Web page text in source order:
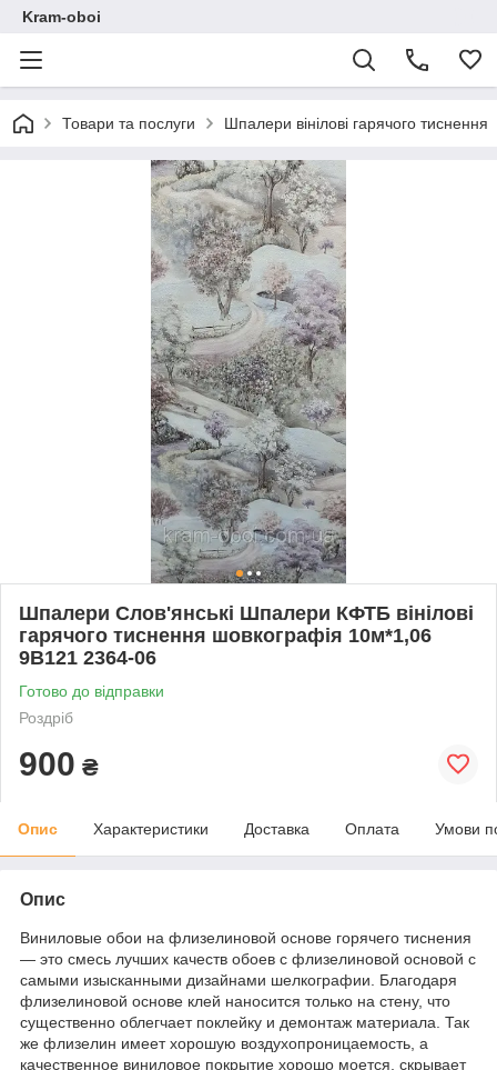
Kram-oboi
Товари та послуги Шпалери вінілові гарячого тиснення
Шпалери Слов'янські Шпалери КФТБ вінілові
гарячого тиснення шовкографія 10м*1,06
9В121 2364-06
Готово до відправки
Роздріб
900 ₴
Опис Характеристики Доставка Оплата Умови
Опис
Виниловые обои на флизелиновой основе горячего тиснения
— это смесь лучших качеств обоев с флизелиновой основой с
самыми изысканными дизайнами шелкографии. Благодаря
флизелиновой основе клей наносится только на стену, что
существенно облегчает поклейку и демонтаж материала. Так
же флизелин имеет хорошую воздухопроницаемость, а
качественное виниловое покрытие хорошо моется, скрывает